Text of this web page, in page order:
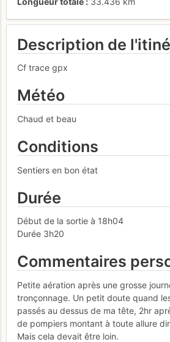
Description de
Cf trace gpx
Météo
Chaud et beau
Conditions
Sentiers en bon état
Durée
Début de la sortie à 18h04
Durée 3h20
Commentaires
Petite aération après une grosse
tronçonnage. Un petit doute quand
passés au dessus de ma tête, 2hr
de pompiers montant à toute allure
Mais cela devait être loin.